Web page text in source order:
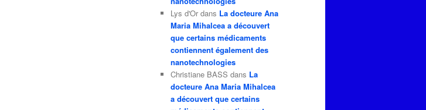
Lys d'Or dans La docteure Ana
Maria Mihalcea a découvert
que certains médicaments
contiennent également des
nanotechnologies
Christiane BASS dans La
docteure Ana Maria Mihalcea
a découvert que certains